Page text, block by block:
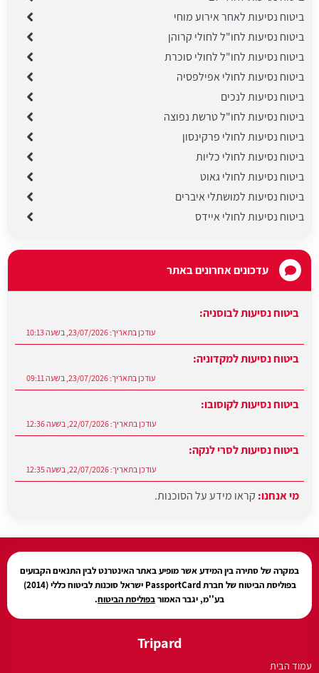
ביטוח נסיעות לאחר אירוע מוחי
ביטוח נסיעות לחו"ל לחולי קרוהן
ביטוח נסיעות לחו"ל לחולי סוכרת
ביטוח נסיעות לחולי אפילפסיה
ביטוח נסיעות לנכים
ביטוח נסיעות לחו"ל טרשת נפוצה
ביטוח נסיעות לחולי פרקינסון
ביטוח נסיעות לחולי כליות
ביטוח נסיעות לחולי גאוט
ביטוח נסיעות למושתלי איברים
ביטוח נסיעות לחולי איידס
עדכונים אחרונים באתר
ביטוח נסיעות לבוסניה:
עודכן בתאריך: 23/07/2026, בשעה 10:13
ביטוח נסיעות למקדוניה:
עודכן בתאריך: 23/07/2026, בשעה 09:11
ביטוח נסיעות לקוסובו:
עודכן בתאריך: 22/07/2026, בשעה 12:36
ביטוח נסיעות לסרי לנקה:
עודכן בתאריך: 22/07/2026, בשעה 12:35
מי אנחנו: קראו מידע על הסוכנות.
במקרה של סתירה בין המידע אשר מופיע באתר האינטרנט לבין התנאים הקבועים
בפוליסת הביטוח של חברת PassportCard ישראל סוכנות לביטוח כללי (2014)
בע''מ, יגבר האמורבפוליסת הביטוח.
Tripard
עמוד הבית